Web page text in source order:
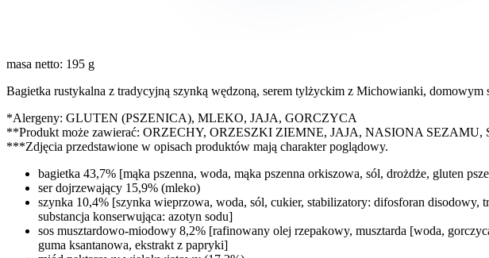
masa netto: 195 g
Bagietka rustykalna z tradycyjną szynką wędzoną, serem tylżyckim z Michowianki, domowym
*Alergeny: GLUTEN (PSZENICA), MLEKO, JAJA, GORCZYCA
**Produkt może zawierać: ORZECHY, ORZESZKI ZIEMNE, JAJA, NASIONA
***Zdjęcia przedstawione w opisach produktów mają charakter poglądowy.
bagietka 43,7% [mąka pszenna, woda, mąka pszenna orkiszowa, sól, drożdże, gluten
ser dojrzewający 15,9% (mleko)
szynka 10,4% [szynka wieprzowa, woda, sól, cukier, stabilizatory: difosforan disodowy,
substancja konserwująca: azotyn sodu]
sos musztardowo-miodowy 8,2% [rafinowany olej rzepakowy, musztarda [woda,
guma ksantanowa, ekstrakt z papryki]